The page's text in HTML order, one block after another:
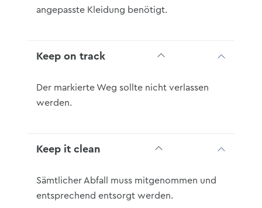
angepasste Kleidung benötigt.
Keep on track
Der markierte Weg sollte nicht verlassen
werden.
Keep it clean
Sämtlicher Abfall muss mitgenommen und
entsprechend entsorgt werden.